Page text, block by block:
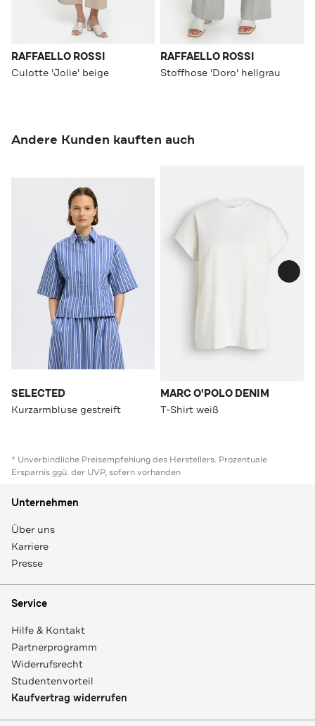
RAFFAELLO ROSSI
Culotte 'Jolie' beige
RAFFAELLO ROSSI
Stoffhose 'Doro' hellgrau
Andere Kunden kauften auch
SELECTED
Kurzarmbluse gestreift
MARC O'POLO DENIM
T-Shirt weiß
* Unverbindliche Preisempfehlung des Herstellers. Prozentuale
Ersparnis ggü. der UVP, sofern vorhanden
Unternehmen
Über uns
Karriere
Presse
Service
Hilfe & Kontakt
Partnerprogramm
Widerrufsrecht
Studentenvorteil
Kaufvertrag widerrufen